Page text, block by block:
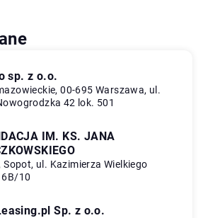
sp. z o.o.
00-695 Warszawa, ul.
42 lok. 501
IM. KS. JANA
Sopot, ul. Kazimierza Wielkiego
10
Sp. z o.o.